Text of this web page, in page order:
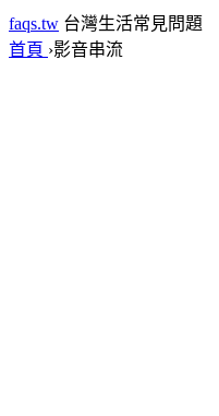
faqs.tw 台灣生活常見問題
首頁 ›影音串流